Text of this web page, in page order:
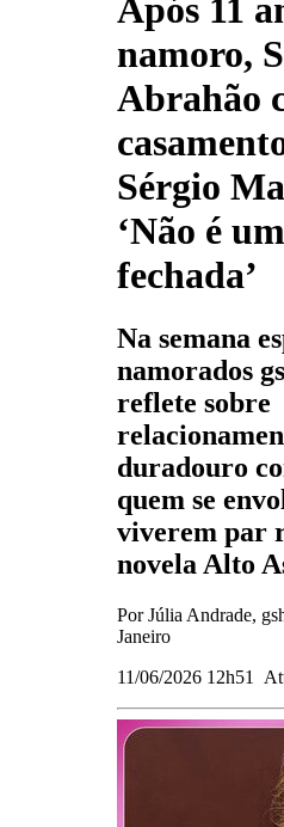
Após 11
namoro,
Abrahão
Sérgio
‘Não é
fechada’
Na semana
namorados
reflete sobre
duradouro
quem se
viverem par
novela Alto
Por Júlia Andrade,
Janeiro
11/06/2026 12h51